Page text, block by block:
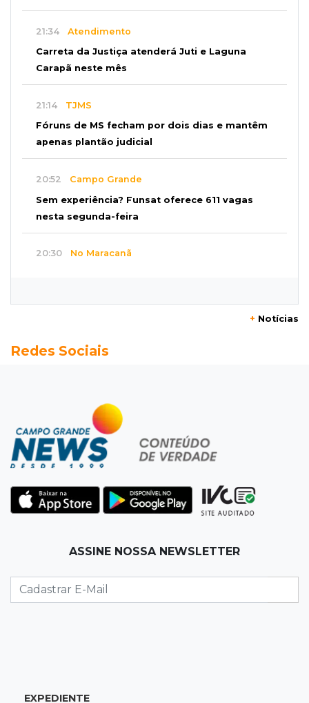
21:34 Atendimento
Carreta da Justiça atenderá Juti e Laguna
Carapã neste mês
21:14 TJMS
Fóruns de MS fecham por dois dias e mantêm
apenas plantão judicial
20:52 Campo Grande
Sem experiência? Funsat oferece 611 vagas
nesta segunda-feira
20:30 No Maracanã
Seleções em MS têm salários de até R$ 8,2 mil;
Jardim Itatiaia
Vigia é amarrado durante roubo de carro e
dois caminhões em pátio
Corinthians vence Bragantino por 2 a 0 e sobe
para 7º no Brasileirão
Na Vila Belmiro
lugar no Brasileirão
18:33Em 2022
+ Notícias
Redes Sociais
ASSINE NOSSA NEWSLETTER
EXPEDIENTE